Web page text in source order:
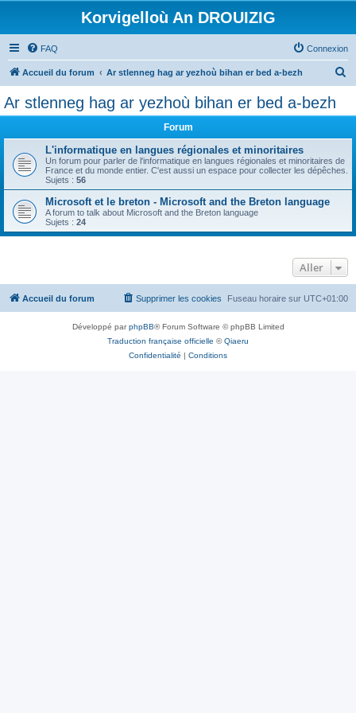
Korvigelloù An DROUIZIG
FAQ Connexion
Accueil du forum Ar stlenneg hag ar yezhoù bihan er bed a-bezh
Ar stlenneg hag ar yezhoù bihan er bed a-bezh
Forum
L'informatique en langues régionales et minoritaires
Un forum pour parler de l'informatique en langues régionales et minoritaires de
France et du monde entier. C'est aussi un espace pour collecter les dépêches.
Sujets : 56
Microsoft et le breton - Microsoft and the Breton language
A forum to talk about Microsoft and the Breton language
Sujets : 24
Aller
Accueil du forum Fuseau horaire sur UTC+01:00
Supprimer les cookies
Développé parphpBB® Forum Software © phpBB Limited
Traduction française officielle ©Qiaeru
Confidentialité | Conditions